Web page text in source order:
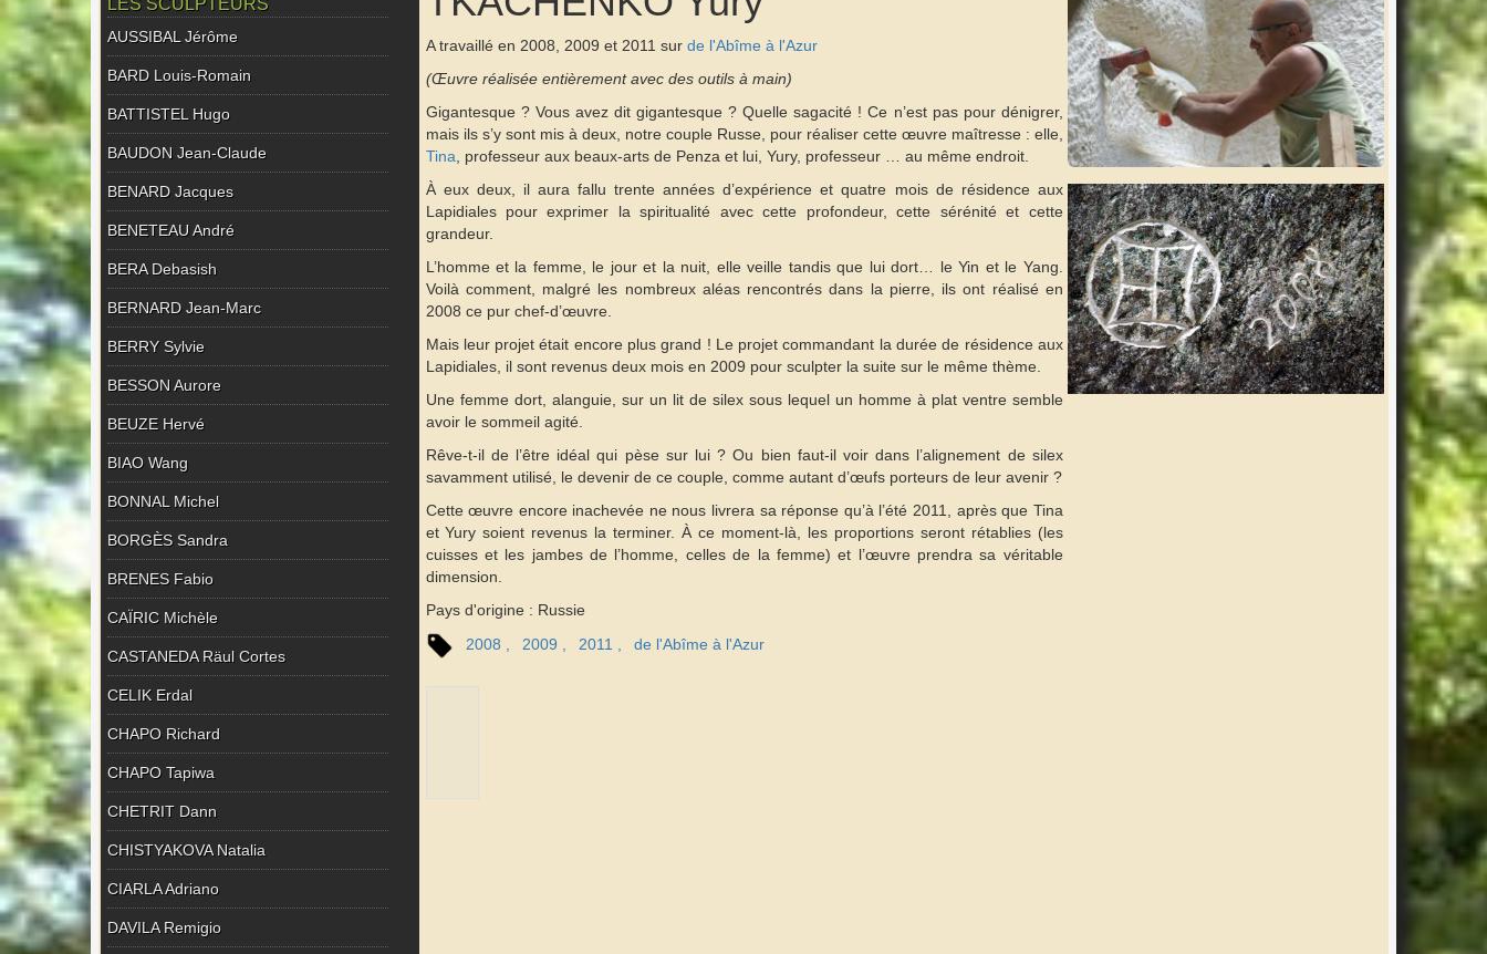
AUSSIBAL Jérôme
BARD Louis-Romain
BATTISTEL Hugo
BAUDON Jean-Claude
BENARD Jacques
BENETEAU André
BERA Debasish
BERNARD Jean-Marc
BERRY Sylvie
BESSON Aurore
BEUZE Hervé
BIAO Wang
BONNAL Michel
BORGÈS Sandra
BRENES Fabio
CAÏRIC Michèle
CASTANEDA Räul Cortes
CELIK Erdal
CHAPO Richard
CHAPO Tapiwa
CHETRIT Dann
CHISTYAKOVA Natalia
CIARLA Adriano
DAVILA Remigio
A travaillé en 2008, 2009 et 2011 sur de l'Abîme à l'Azur
(Œuvre réalisée entièrement avec des outils à main)
Gigantesque ? Vous avez dit gigantesque ? Quelle sagacité ! Ce n’est pas pour dénigrer,
mais ils s’y sont mis à deux, notre couple Russe, pour réaliser cette œuvre maîtresse : elle,
Tina , professeur aux beaux-arts de Penza et lui, Yury, professeur … au même endroit.
À eux deux, il aura fallu trente années d’expérience et quatre mois de résidence aux
Lapidiales pour exprimer la spiritualité avec cette profondeur, cette sérénité et cette
grandeur.
L’homme et la femme, le jour et la nuit, elle veille tandis que lui dort… le Yin et le Yang.
Voilà comment, malgré les nombreux aléas rencontrés dans la pierre, ils ont réalisé en
2008 ce pur chef-d’œuvre.
Mais leur projet était encore plus grand ! Le projet commandant la durée de résidence aux
Lapidiales, il sont revenus deux mois en 2009 pour sculpter la suite sur le même thème.
Une femme dort, alanguie, sur un lit de silex sous lequel un homme à plat ventre semble
avoir le sommeil agité.
Rêve-t-il de l’être idéal qui pèse sur lui ? Ou bien faut-il voir dans l’alignement de silex
savamment utilisé, le devenir de ce couple, comme autant d’œufs porteurs de leur avenir ?
Cette œuvre encore inachevée ne nous livrera sa réponse qu’à l’été 2011, après que Tina
et Yury soient revenus la terminer. À ce moment-là, les proportions seront rétablies (les
cuisses et les jambes de l’homme, celles de la femme) et l’œuvre prendra sa véritable
dimension.
Pays d'origine : Russie
2008
2009 2011 de l'Abîme à l'Azur